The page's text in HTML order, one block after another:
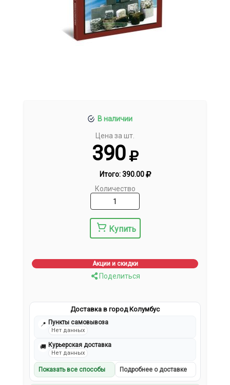
В наличии
Цена за шт.
390
Итого:390.00
Количество
Купить
Акции и скидки
Поделиться
Доставка в город Колумбус
📍 Пункты самовывоза
Нет данных
🚚 Курьерская доставка
Нет данных
Показать все способы Подробнее о доставке